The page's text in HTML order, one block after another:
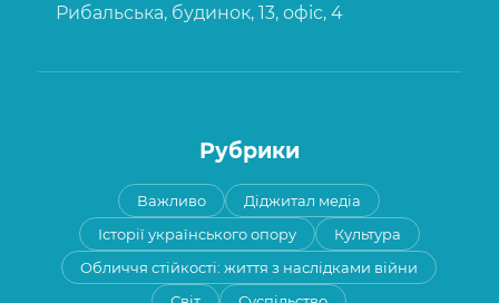
Рибальська, будинок, 13, офіс, 4
Рубрики
Важливо
Діджитал медіа
Історії українського опору
Культура
Обличчя стійкості: життя з наслідками війни